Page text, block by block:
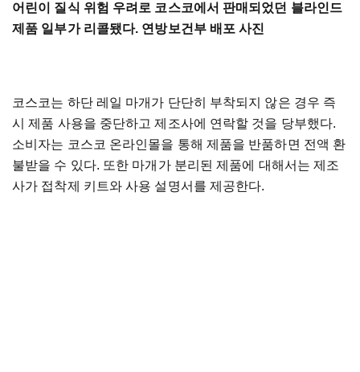
어린이 질식 위험 우려로 코스코에서 판매되었던 블라인드
제품 일부가 리콜됐다. 연방보건부 배포 사진
코스코는 하단 레일 마개가 단단히 부착되지 않은 경우 즉
시 제품 사용을 중단하고 제조사에 연락할 것을 당부했다.
소비자는 코스코 온라인몰을 통해 제품을 반품하면 전액 환
불받을 수 있다. 또한 마개가 분리된 제품에 대해서는 제조
사가 접착제 키트와 사용 설명서를 제공한다.